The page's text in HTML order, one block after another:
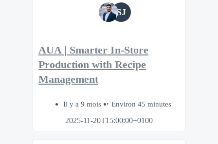
SJ
AUA | Smarter In-Store
Production with Recipe
Management
Il y a 9 mois
Environ 45 minutes
2025-11-20T15:00:00+0100